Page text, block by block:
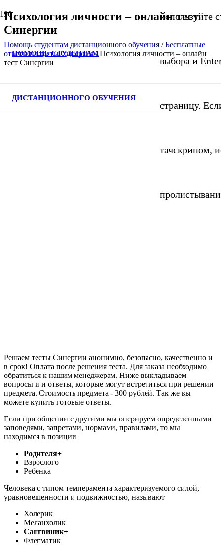
ПОМОЩЬ СТУДЕНТАМ
ДИСТАНЦИОННОГО ОБУЧЕНИЯ
используйте
выбора и
страницу.
тачскрином,
Психология личности – онлайн тест
Синергии
Помощь студентам дистанционного обучения /Бесплатные
ответы на тесты Синергия/Психология личности – онлайн
тест Синергии
Решаем тесты Синергии анонимно, безопасно, качественно и
в срок! Оплата после решения теста. Для заказа необходимо
обратиться к нашим менеджерам. Ниже выкладываем
вопросы и и ответы, которые могут встретиться при решении
предмета. Стоимость предмета - 300 рублей. Так же вы
можете купить готовые ответы.
Если при общении с другими мы оперируем определенными
заповедями, запретами, нормами, правилами, то мы
находимся в позиции
Родителя+
Взрослого
Ребенка
Человека с типом темперамента характеризуемого силой,
уравновешенности и подвижностью, называют
Холерик
Меланхолик
Сангвиник+
Флегматик